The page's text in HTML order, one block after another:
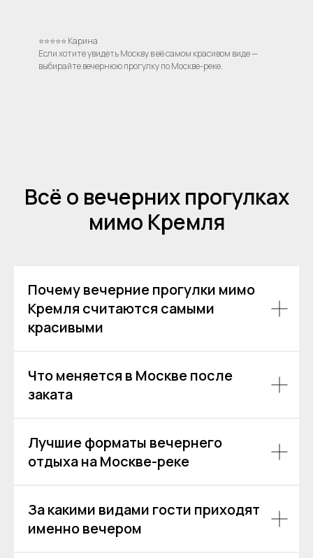
⭐⭐⭐⭐⭐ Карина
Если хотите увидеть Москву в её самом красивом виде —
выбирайте вечернюю прогулку по Москве-реке.
Всё о вечерних прогулках
мимо Кремля
Почему вечерние прогулки мимо
Кремля считаются самыми
красивыми
Что меняется в Москве после
заката
Лучшие форматы вечернего
отдыха на Москве-реке
За какими видами гости приходят
именно вечером
Остались вопросы?
Я даю согласие на обработку моих
ознакомлен(а) с
персональных данных.